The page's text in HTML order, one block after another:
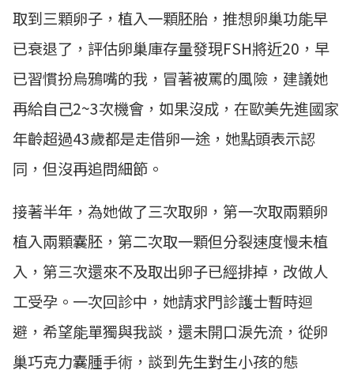
取到三顆卵子，植入一顆胚胎，推想卵巢功能早
已衰退了，評估卵巢庫存量發現FSH將近20，早
已習慣扮烏鴉嘴的我，冒著被罵的風險，建議她
再給自己2~3次機會，如果沒成，在歐美先進國家
年齡超過43歲都是走借卵一途，她點頭表示認
同，但沒再追問細節。
接著半年，為她做了三次取卵，第一次取兩顆卵
植入兩顆囊胚，第二次取一顆但分裂速度慢未植
入，第三次還來不及取出卵子已經排掉，改做人
工受孕。一次回診中，她請求門診護士暫時迴
避，希望能單獨與我談，還未開口淚先流，從卵
巢巧克力囊腫手術，談到先生對生小孩的態